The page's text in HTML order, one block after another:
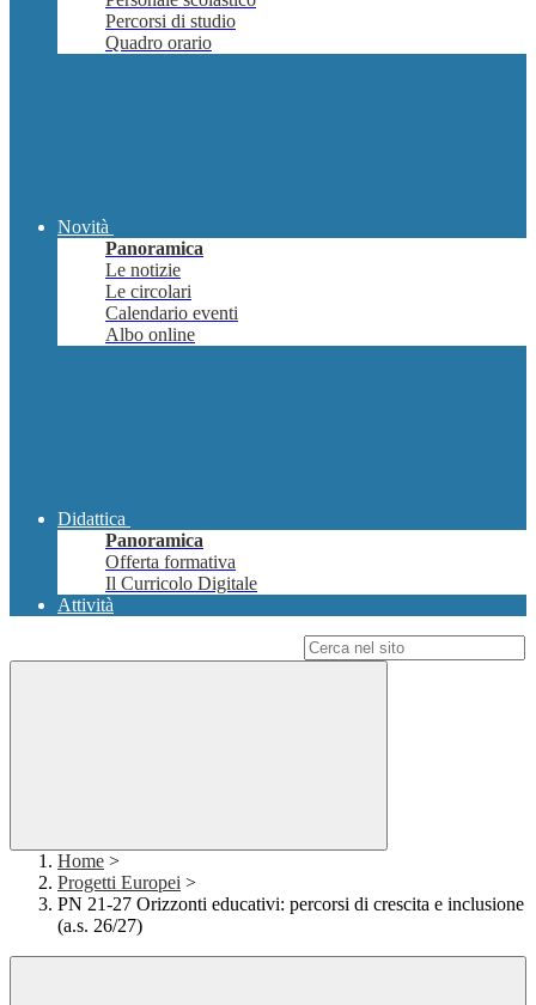
Percorsi di studio
Quadro orario
Novità
Panoramica
Le notizie
Le circolari
Calendario eventi
Albo online
Didattica
Panoramica
Offerta formativa
Il Curricolo Digitale
Attività
Home >
Progetti Europei >
PN 21-27 Orizzonti educativi: percorsi di crescita e inclusione
(a.s. 26/27)